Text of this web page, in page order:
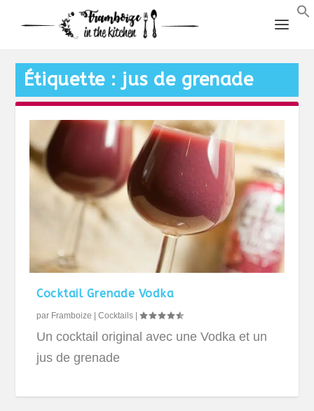
Étiquette : jus de grenade
Cocktail Grenade Vodka
par Framboize |Cocktails |
Un cocktail original avec une Vodka et un
jus de grenade